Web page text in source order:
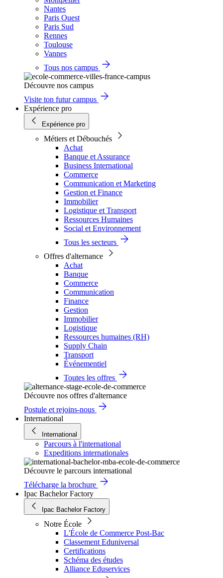
Nantes
Paris Ouest
Paris Sud
Rennes
Toulouse
Vannes
Tous nos campus
Découvre nos campus
Visite ton futur campus
Expérience pro
Expérience pro
Métiers et Débouchés
Achat
Banque et Assurance
Business International
Commerce
Communication et Marketing
Gestion et Finance
Immobilier
Logistique et Transport
Ressources Humaines
Social et Environnement
Tous les secteurs
Offres d'alternance
Achat
Banque
Commerce
Communication
Finance
Gestion
Immobilier
Logistique
Ressources humaines (RH)
Supply Chain
Transport
Événementiel
Toutes les offres
Découvre nos offres d'alternance
Postule et rejoins-nous
International
International
Parcours à l'international
Expeditions internationales
Découvre le parcours international
Télécharge la brochure
Ipac Bachelor Factory
Ipac Bachelor Factory
Notre École
L'École de Commerce Post-Bac
Classement Eduniversal
Certifications
Schéma des études
Alliance Eduservices